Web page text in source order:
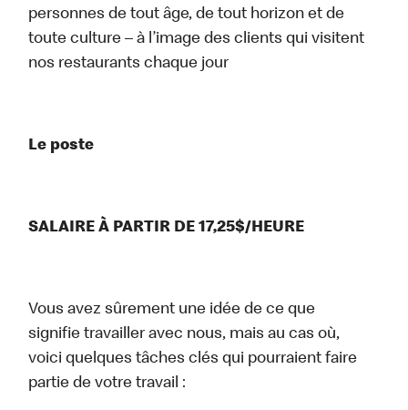
personnes de tout âge, de tout horizon et de
toute culture – à l’image des clients qui visitent
nos restaurants chaque jour
Le poste
SALAIRE À PARTIR DE 17,25$/HEURE
Vous avez sûrement une idée de ce que
signifie travailler avec nous, mais au cas où,
voici quelques tâches clés qui pourraient faire
partie de votre travail :